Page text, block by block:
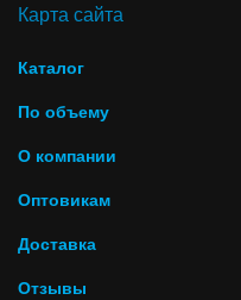
Карта сайта
Каталог
По объему
О компании
Оптовикам
Доставка
Отзывы